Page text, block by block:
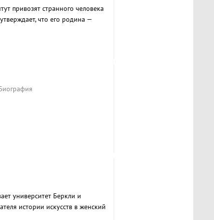
привозят странного человека
что его родина —
университет Беркли и
истории искусств в женский